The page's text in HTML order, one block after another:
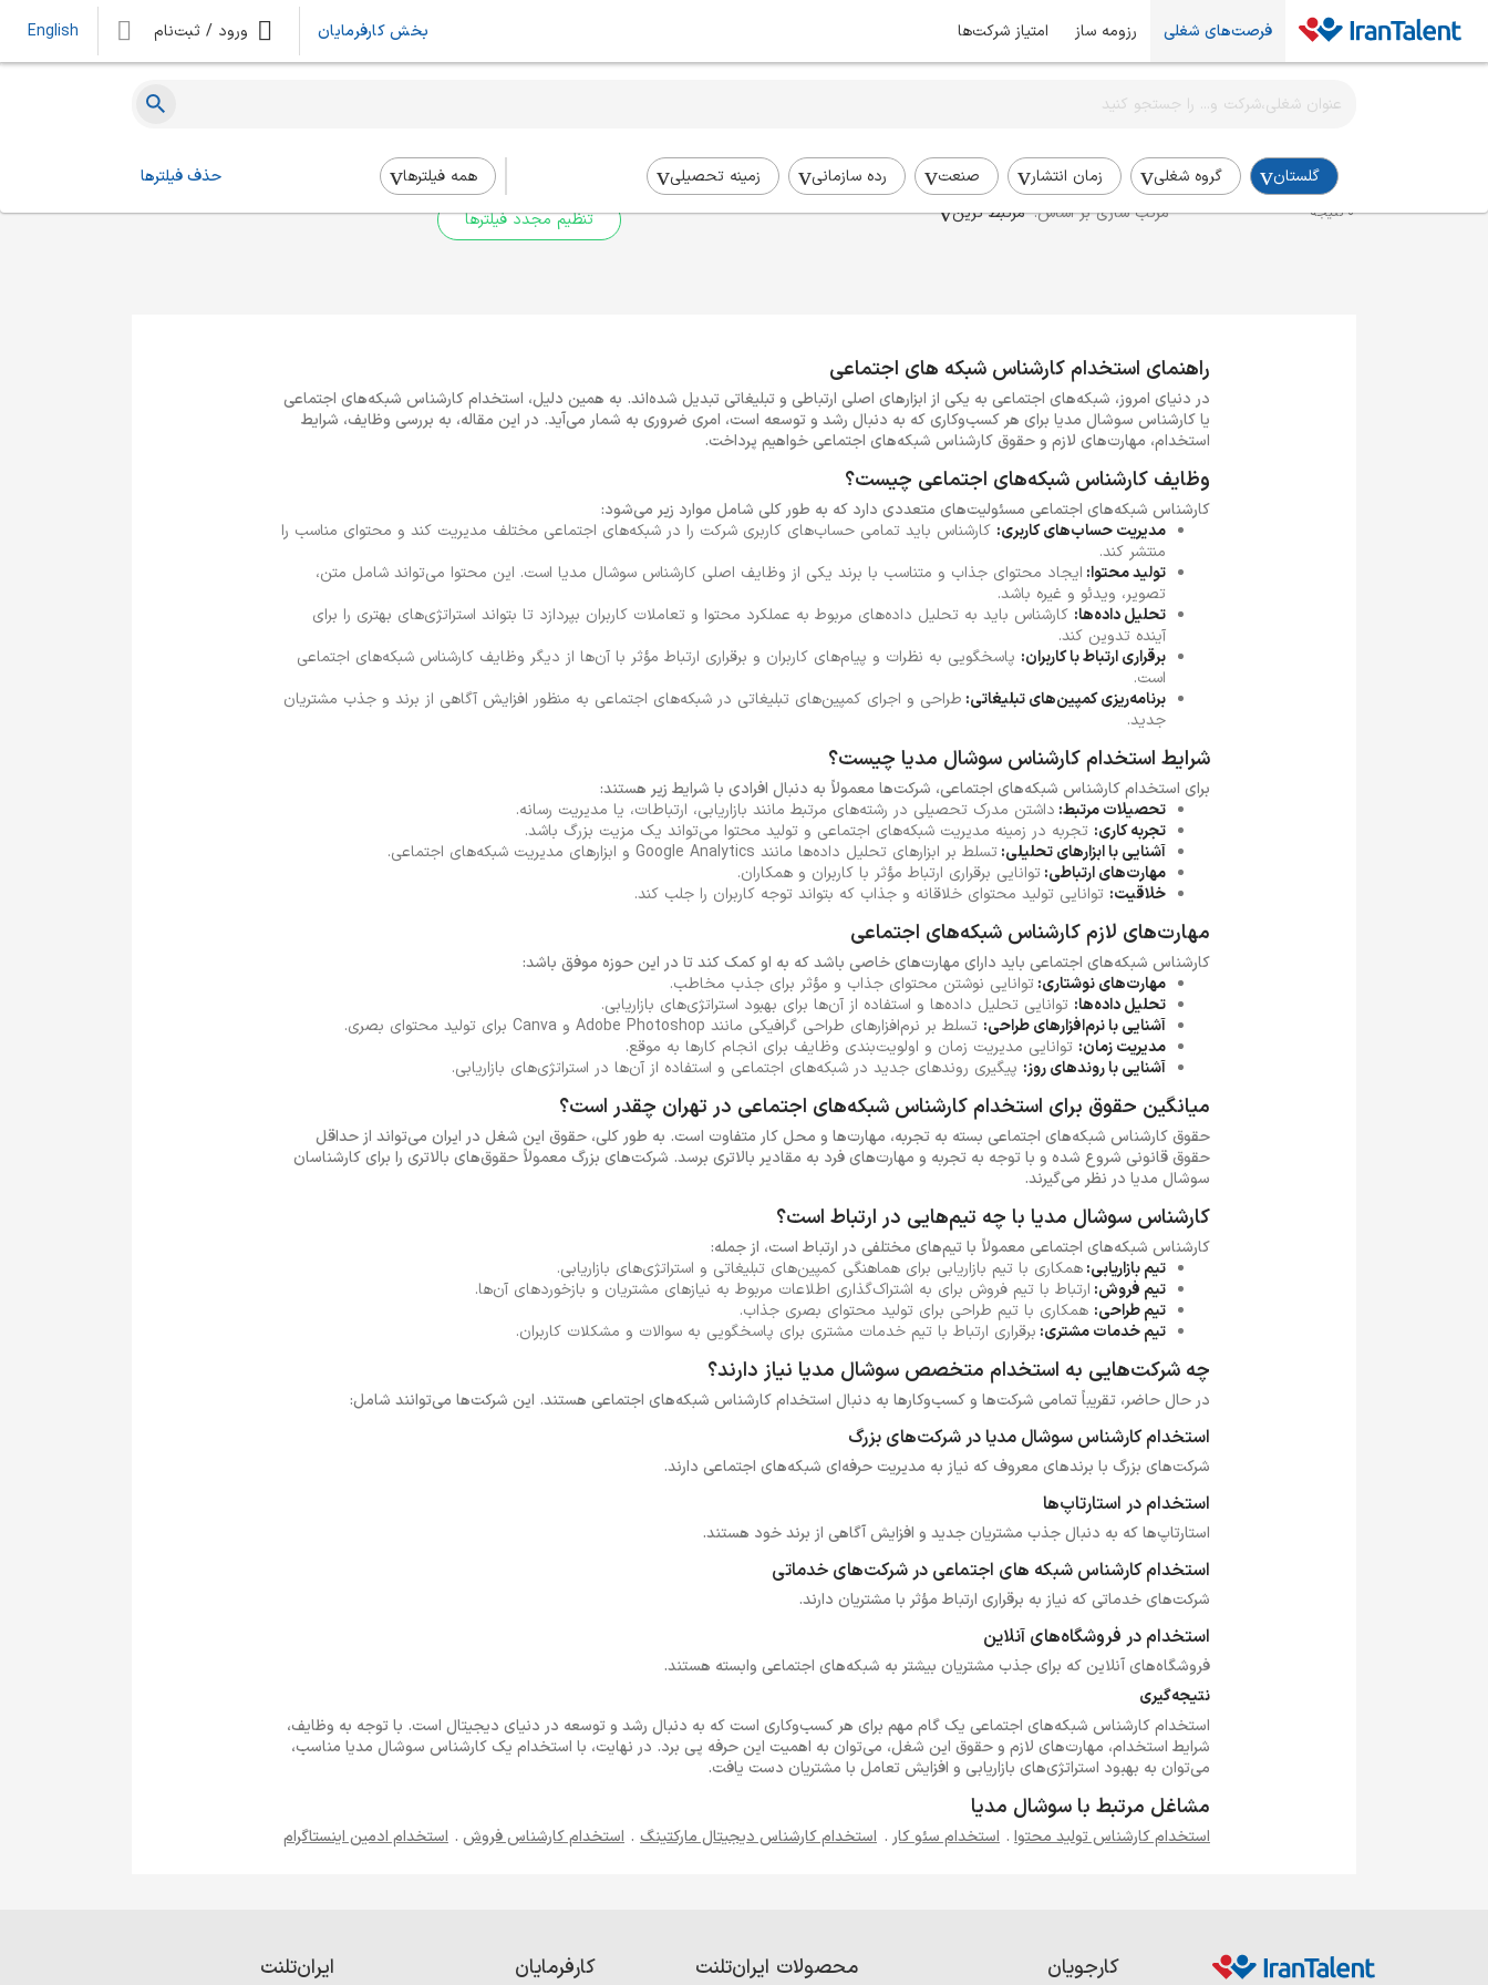
فرصت‌های شغلی رزومه ساز امتیاز شرکت‌ها بخش کارفرمایان ورود / ثبت‌نام English
گلستان گروه شغلی زمان انتشار صنعت رده سازمانی زمینه تحصیلی همه فیلتر‌ها حذف فیلترها
اطلاع‌رسانی شغلی را برای این جستجو فعال کنید
استخدام کارشناس شبکه‌های اجتماعی در گلستان
0 نتیجه مرتب سازی بر اساس: مرتبط ترین
برای جستجوی جامع‌تر از فیلترهای بالا استفاده کنید.
تنظیم مجدد فیلترها
راهنمای استخدام کارشناس شبکه های اجتماعی
در دنیای امروز، شبکه‌های اجتماعی به یکی از ابزارهای اصلی ارتباطی و تبلیغاتی تبدیل شده‌اند. به همین دلیل، استخدام کارشناس شبکه‌های اجتماعی
یا کارشناس سوشال مدیا برای هر کسب‌وکاری که به دنبال رشد و توسعه است، امری ضروری به شمار می‌آید. در این مقاله، به بررسی وظایف، شرایط
استخدام، مهارت‌های لازم و حقوق کارشناس شبکه‌های اجتماعی خواهیم پرداخت.
وظایف کارشناس شبکه‌های اجتماعی چیست؟
کارشناس شبکه‌های اجتماعی مسئولیت‌های متعددی دارد که به طور کلی شامل موارد زیر می‌شود:
مدیریت حساب‌های کاربری: کارشناس باید تمامی حساب‌های کاربری شرکت را در شبکه‌های اجتماعی مختلف مدیریت کند و محتوای مناسب را
منتشر کند.
تولید محتوا: ایجاد محتوای جذاب و متناسب با برند یکی از وظایف اصلی کارشناس سوشال مدیا است. این محتوا می‌تواند شامل متن،
تصویر، ویدئو و غیره باشد.
تحلیل داده‌ها: کارشناس باید به تحلیل داده‌های مربوط به عملکرد محتوا و تعاملات کاربران بپردازد تا بتواند استراتژی‌های بهتری را برای
آینده تدوین کند.
برقراری ارتباط با کاربران: پاسخگویی به نظرات و پیام‌های کاربران و برقراری ارتباط مؤثر با آن‌ها از دیگر وظایف کارشناس شبکه‌های اجتماعی
است.
برنامه‌ریزی کمپین‌های تبلیغاتی: طراحی و اجرای کمپین‌های تبلیغاتی در شبکه‌های اجتماعی به منظور افزایش آگاهی از برند و جذب مشتریان
جدید.
شرایط استخدام کارشناس سوشال مدیا چیست؟
برای استخدام کارشناس شبکه‌های اجتماعی، شرکت‌ها معمولاً به دنبال افرادی با شرایط زیر هستند:
تحصیلات مرتبط: داشتن مدرک تحصیلی در رشته‌های مرتبط مانند بازاریابی، ارتباطات، یا مدیریت رسانه.
تجربه کاری: تجربه در زمینه مدیریت شبکه‌های اجتماعی و تولید محتوا می‌تواند یک مزیت بزرگ باشد.
آشنایی با ابزارهای تحلیلی:تسلط بر ابزارهای تحلیل داده‌ها مانند Google Analytics و ابزارهای مدیریت شبکه‌های اجتماعی.
مهارت‌های ارتباطی:توانایی برقراری ارتباط مؤثر با کاربران و همکاران.
خلاقیت: توانایی تولید محتوای خلاقانه و جذاب که بتواند توجه کاربران را جلب کند.
مهارت‌های لازم کارشناس شبکه‌های اجتماعی
کارشناس شبکه‌های اجتماعی باید دارای مهارت‌های خاصی باشد که به او کمک کند تا در این حوزه موفق باشد:
مهارت‌های نوشتاری:توانایی نوشتن محتوای جذاب و مؤثر برای جذب مخاطب.
تحلیل داده‌ها: توانایی تحلیل داده‌ها و استفاده از آن‌ها برای بهبود استراتژی‌های بازاریابی.
آشنایی با نرم‌افزارهای طراحی: تسلط بر نرم‌افزارهای طراحی گرافیکی مانند Adobe Photoshop و Canva برای تولید محتوای بصری.
مدیریت زمان: توانایی مدیریت زمان و اولویت‌بندی وظایف برای انجام کارها به موقع.
آشنایی با روندهای روز: پیگیری روندهای جدید در شبکه‌های اجتماعی و استفاده از آن‌ها در استراتژی‌های بازاریابی.
میانگین حقوق برای استخدام کارشناس شبکه‌های اجتماعی در تهران چقدر است؟
حقوق کارشناس شبکه‌های اجتماعی بسته به تجربه، مهارت‌ها و محل کار متفاوت است. به طور کلی، حقوق این شغل در ایران می‌تواند از حداقل
حقوق قانونی شروع شده و با توجه به تجربه و مهارت‌های فرد به مقادیر بالاتری برسد. شرکت‌های بزرگ معمولاً حقوق‌های بالاتری را برای کارشناسان
سوشال مدیا در نظر می‌گیرند.
کارشناس سوشال مدیا با چه تیم‌هایی در ارتباط است؟
کارشناس شبکه‌های اجتماعی معمولاً با تیم‌های مختلفی در ارتباط است، از جمله:
تیم بازاریابی:همکاری با تیم بازاریابی برای هماهنگی کمپین‌های تبلیغاتی و استراتژی‌های بازاریابی.
تیم فروش: ارتباط با تیم فروش برای به اشتراک‌گذاری اطلاعات مربوط به نیازهای مشتریان و بازخوردهای آن‌ها.
تیم طراحی: همکاری با تیم طراحی برای تولید محتوای بصری جذاب.
تیم خدمات مشتری: برقراری ارتباط با تیم خدمات مشتری برای پاسخگویی به سوالات و مشکلات کاربران.
چه شرکت‌هایی به استخدام متخصص سوشال مدیا نیاز دارند؟
در حال حاضر، تقریباً تمامی شرکت‌ها و کسب‌وکارها به دنبال استخدام کارشناس شبکه‌های اجتماعی هستند. این شرکت‌ها می‌توانند شامل:
استخدام کارشناس سوشال مدیا در شرکت‌های بزرگ
شرکت‌های بزرگ با برندهای معروف که نیاز به مدیریت حرفه‌ای شبکه‌های اجتماعی دارند.
استخدام در استارتاپ‌ها
استارتاپ‌ها که به دنبال جذب مشتریان جدید و افزایش آگاهی از برند خود هستند.
استخدام کارشناس شبکه های اجتماعی در شرکت‌های خدماتی
شرکت‌های خدماتی که نیاز به برقراری ارتباط مؤثر با مشتریان دارند.
استخدام در فروشگاه‌های آنلاین
فروشگاه‌های آنلاین که برای جذب مشتریان بیشتر به شبکه‌های اجتماعی وابسته هستند.
نتیجه‌گیری
استخدام کارشناس شبکه‌های اجتماعی یک گام مهم برای هر کسب‌وکاری است که به دنبال رشد و توسعه در دنیای دیجیتال است. با توجه به وظایف،
شرایط استخدام، مهارت‌های لازم و حقوق این شغل، می‌توان به اهمیت این حرفه پی برد. در نهایت، با استخدام یک کارشناس سوشال مدیا مناسب،
می‌توان به بهبود استراتژی‌های بازاریابی و افزایش تعامل با مشتریان دست یافت.
مشاغل مرتبط با سوشال مدیا
استخدام کارشناس تولید محتوا . استخدام سئو کار . استخدام کارشناس دیجیتال مارکتینگ . استخدام کارشناس فروش . استخدام ادمین اینستاگرام
کارجویان محصولات ایران‌تلنت کارفرمایان ایران‌تلنت